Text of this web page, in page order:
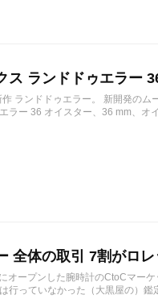
ス ランドドゥエラー
ランドドゥエラー。 新開発の
ラー 36 オイスター、36 mm、オ
全体の取引 7割がロレ
オープンした腕時計のCtoCマー
行っていなかった（大黒屋の）